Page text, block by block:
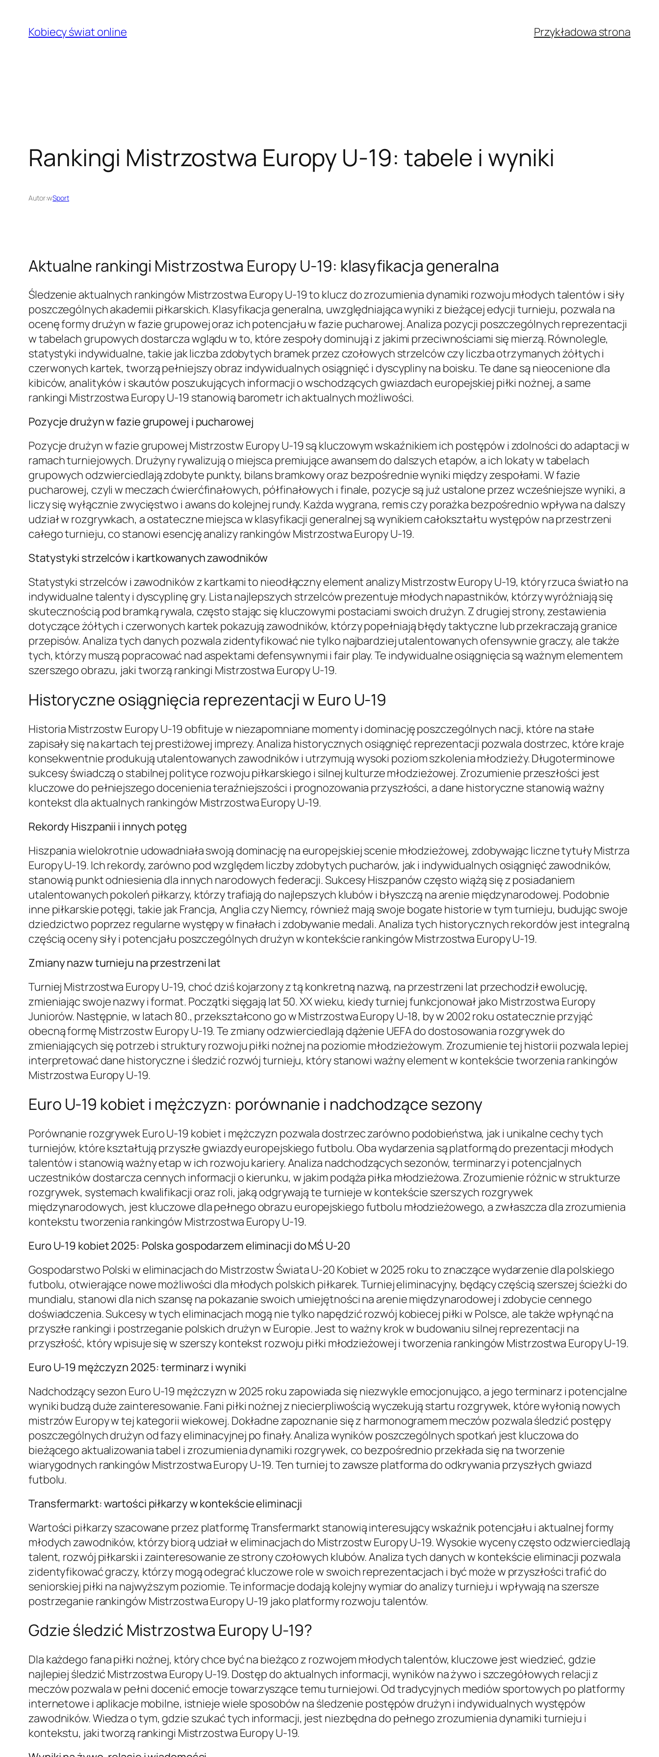
treści
Kobiecy świat online Przykładowa strona
Rankingi Mistrzostwa Europy U-19: tabele i wyniki
Autor:wSport
Aktualne rankingi Mistrzostwa Europy U-19: klasyfikacja generalna
Śledzenie aktualnych rankingów Mistrzostwa Europy U-19 to klucz do zrozumienia dynamiki rozwoju młodych talentów i siły
poszczególnych akademii piłkarskich. Klasyfikacja generalna, uwzględniająca wyniki z bieżącej edycji turnieju, pozwala na
ocenę formy drużyn w fazie grupowej oraz ich potencjału w fazie pucharowej. Analiza pozycji poszczególnych reprezentacji
w tabelach grupowych dostarcza wglądu w to, które zespoły dominują i z jakimi przeciwnościami się mierzą. Równolegle,
statystyki indywidualne, takie jak liczba zdobytych bramek przez czołowych strzelców czy liczba otrzymanych żółtych i
czerwonych kartek, tworzą pełniejszy obraz indywidualnych osiągnięć i dyscypliny na boisku. Te dane są nieocenione dla
kibiców, analityków i skautów poszukujących informacji o wschodzących gwiazdach europejskiej piłki nożnej, a same
rankingi Mistrzostwa Europy U-19 stanowią barometr ich aktualnych możliwości.
Pozycje drużyn w fazie grupowej i pucharowej
Pozycje drużyn w fazie grupowej Mistrzostw Europy U-19 są kluczowym wskaźnikiem ich postępów i zdolności do adaptacji w
ramach turniejowych. Drużyny rywalizują o miejsca premiujące awansem do dalszych etapów, a ich lokaty w tabelach
grupowych odzwierciedlają zdobyte punkty, bilans bramkowy oraz bezpośrednie wyniki między zespołami. W fazie
pucharowej, czyli w meczach ćwierćfinałowych, półfinałowych i finale, pozycje są już ustalone przez wcześniejsze wyniki, a
liczy się wyłącznie zwycięstwo i awans do kolejnej rundy. Każda wygrana, remis czy porażka bezpośrednio wpływa na dalszy
udział w rozgrywkach, a ostateczne miejsca w klasyfikacji generalnej są wynikiem całokształtu występów na przestrzeni
całego turnieju, co stanowi esencję analizy rankingów Mistrzostwa Europy U-19.
Statystyki strzelców i kartkowanych zawodników
Statystyki strzelców i zawodników z kartkami to nieodłączny element analizy Mistrzostw Europy U-19, który rzuca światło na
indywidualne talenty i dyscyplinę gry. Lista najlepszych strzelców prezentuje młodych napastników, którzy wyróżniają się
skutecznością pod bramką rywala, często stając się kluczowymi postaciami swoich drużyn. Z drugiej strony, zestawienia
dotyczące żółtych i czerwonych kartek pokazują zawodników, którzy popełniają błędy taktyczne lub przekraczają granice
przepisów. Analiza tych danych pozwala zidentyfikować nie tylko najbardziej utalentowanych ofensywnie graczy, ale także
tych, którzy muszą popracować nad aspektami defensywnymi i fair play. Te indywidualne osiągnięcia są ważnym elementem
szerszego obrazu, jaki tworzą rankingi Mistrzostwa Europy U-19.
Historyczne osiągnięcia reprezentacji w Euro U-19
Historia Mistrzostw Europy U-19 obfituje w niezapomniane momenty i dominację poszczególnych nacji, które na stałe
zapisały się na kartach tej prestiżowej imprezy. Analiza historycznych osiągnięć reprezentacji pozwala dostrzec, które kraje
konsekwentnie produkują utalentowanych zawodników i utrzymują wysoki poziom szkolenia młodzieży. Długoterminowe
sukcesy świadczą o stabilnej polityce rozwoju piłkarskiego i silnej kulturze młodzieżowej. Zrozumienie przeszłości jest
kluczowe do pełniejszego docenienia teraźniejszości i prognozowania przyszłości, a dane historyczne stanowią ważny
kontekst dla aktualnych rankingów Mistrzostwa Europy U-19.
Rekordy Hiszpanii i innych potęg
Hiszpania wielokrotnie udowadniała swoją dominację na europejskiej scenie młodzieżowej, zdobywając liczne tytuły Mistrza
Europy U-19. Ich rekordy, zarówno pod względem liczby zdobytych pucharów, jak i indywidualnych osiągnięć zawodników,
stanowią punkt odniesienia dla innych narodowych federacji. Sukcesy Hiszpanów często wiążą się z posiadaniem
utalentowanych pokoleń piłkarzy, którzy trafiają do najlepszych klubów i błyszczą na arenie międzynarodowej. Podobnie
inne piłkarskie potęgi, takie jak Francja, Anglia czy Niemcy, również mają swoje bogate historie w tym turnieju, budując swoje
dziedzictwo poprzez regularne występy w finałach i zdobywanie medali. Analiza tych historycznych rekordów jest integralną
częścią oceny siły i potencjału poszczególnych drużyn w kontekście rankingów Mistrzostwa Europy U-19.
Zmiany nazw turnieju na przestrzeni lat
Turniej Mistrzostwa Europy U-19, choć dziś kojarzony z tą konkretną nazwą, na przestrzeni lat przechodził ewolucję,
zmieniając swoje nazwy i format. Początki sięgają lat 50. XX wieku, kiedy turniej funkcjonował jako Mistrzostwa Europy
Juniorów. Następnie, w latach 80., przekształcono go w Mistrzostwa Europy U-18, by w 2002 roku ostatecznie przyjąć
obecną formę Mistrzostw Europy U-19. Te zmiany odzwierciedlają dążenie UEFA do dostosowania rozgrywek do
zmieniających się potrzeb i struktury rozwoju piłki nożnej na poziomie młodzieżowym. Zrozumienie tej historii pozwala lepiej
interpretować dane historyczne i śledzić rozwój turnieju, który stanowi ważny element w kontekście tworzenia rankingów
Mistrzostwa Europy U-19.
Euro U-19 kobiet i mężczyzn: porównanie i nadchodzące sezony
Porównanie rozgrywek Euro U-19 kobiet i mężczyzn pozwala dostrzec zarówno podobieństwa, jak i unikalne cechy tych
turniejów, które kształtują przyszłe gwiazdy europejskiego futbolu. Oba wydarzenia są platformą do prezentacji młodych
talentów i stanowią ważny etap w ich rozwoju kariery. Analiza nadchodzących sezonów, terminarzy i potencjalnych
uczestników dostarcza cennych informacji o kierunku, w jakim podąża piłka młodzieżowa. Zrozumienie różnic w strukturze
rozgrywek, systemach kwalifikacji oraz roli, jaką odgrywają te turnieje w kontekście szerszych rozgrywek
międzynarodowych, jest kluczowe dla pełnego obrazu europejskiego futbolu młodzieżowego, a zwłaszcza dla zrozumienia
kontekstu tworzenia rankingów Mistrzostwa Europy U-19.
Euro U-19 kobiet 2025: Polska gospodarzem eliminacji do MŚ U-20
Gospodarstwo Polski w eliminacjach do Mistrzostw Świata U-20 Kobiet w 2025 roku to znaczące wydarzenie dla polskiego
futbolu, otwierające nowe możliwości dla młodych polskich piłkarek. Turniej eliminacyjny, będący częścią szerszej ścieżki do
mundialu, stanowi dla nich szansę na pokazanie swoich umiejętności na arenie międzynarodowej i zdobycie cennego
doświadczenia. Sukcesy w tych eliminacjach mogą nie tylko napędzić rozwój kobiecej piłki w Polsce, ale także wpłynąć na
przyszłe rankingi i postrzeganie polskich drużyn w Europie. Jest to ważny krok w budowaniu silnej reprezentacji na
przyszłość, który wpisuje się w szerszy kontekst rozwoju piłki młodzieżowej i tworzenia rankingów Mistrzostwa Europy U-19.
Euro U-19 mężczyzn 2025: terminarz i wyniki
Nadchodzący sezon Euro U-19 mężczyzn w 2025 roku zapowiada się niezwykle emocjonująco, a jego terminarz i potencjalne
wyniki budzą duże zainteresowanie. Fani piłki nożnej z niecierpliwością wyczekują startu rozgrywek, które wyłonią nowych
mistrzów Europy w tej kategorii wiekowej. Dokładne zapoznanie się z harmonogramem meczów pozwala śledzić postępy
poszczególnych drużyn od fazy eliminacyjnej po finały. Analiza wyników poszczególnych spotkań jest kluczowa do
bieżącego aktualizowania tabel i zrozumienia dynamiki rozgrywek, co bezpośrednio przekłada się na tworzenie
wiarygodnych rankingów Mistrzostwa Europy U-19. Ten turniej to zawsze platforma do odkrywania przyszłych gwiazd
futbolu.
Transfermarkt: wartości piłkarzy w kontekście eliminacji
Wartości piłkarzy szacowane przez platformę Transfermarkt stanowią interesujący wskaźnik potencjału i aktualnej formy
młodych zawodników, którzy biorą udział w eliminacjach do Mistrzostw Europy U-19. Wysokie wyceny często odzwierciedlają
talent, rozwój piłkarski i zainteresowanie ze strony czołowych klubów. Analiza tych danych w kontekście eliminacji pozwala
zidentyfikować graczy, którzy mogą odegrać kluczowe role w swoich reprezentacjach i być może w przyszłości trafić do
seniorskiej piłki na najwyższym poziomie. Te informacje dodają kolejny wymiar do analizy turnieju i wpływają na szersze
postrzeganie rankingów Mistrzostwa Europy U-19 jako platformy rozwoju talentów.
Gdzie śledzić Mistrzostwa Europy U-19?
Dla każdego fana piłki nożnej, który chce być na bieżąco z rozwojem młodych talentów, kluczowe jest wiedzieć, gdzie
najlepiej śledzić Mistrzostwa Europy U-19. Dostęp do aktualnych informacji, wyników na żywo i szczegółowych relacji z
meczów pozwala w pełni docenić emocje towarzyszące temu turniejowi. Od tradycyjnych mediów sportowych po platformy
internetowe i aplikacje mobilne, istnieje wiele sposobów na śledzenie postępów drużyn i indywidualnych występów
zawodników. Wiedza o tym, gdzie szukać tych informacji, jest niezbędna do pełnego zrozumienia dynamiki turnieju i
kontekstu, jaki tworzą rankingi Mistrzostwa Europy U-19.